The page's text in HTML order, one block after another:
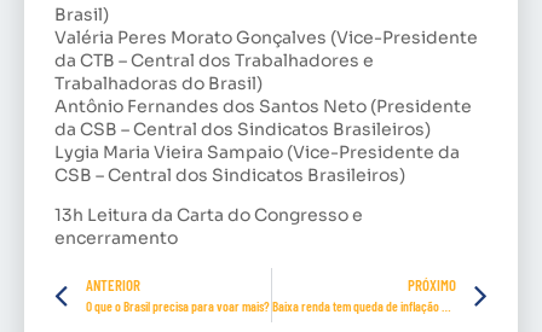
Brasil)
Valéria Peres Morato Gonçalves (Vice-Presidente
da CTB – Central dos Trabalhadores e
Trabalhadoras do Brasil)
Antônio Fernandes dos Santos Neto (Presidente
da CSB – Central dos Sindicatos Brasileiros)
Lygia Maria Vieira Sampaio (Vice-Presidente da
CSB – Central dos Sindicatos Brasileiros)
13h Leitura da Carta do Congresso e
encerramento
ANTERIOR
O que o Brasil precisa para voar mais?
PRÓXIMO